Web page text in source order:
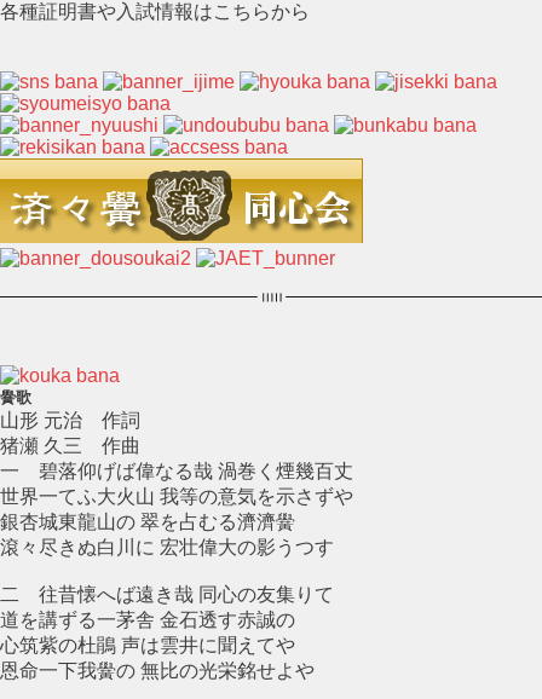
各種証明書や入試情報はこちらから
黌歌
山形 元治 作詞
猪瀬 久三 作曲
一 碧落仰げば偉なる哉 渦巻く煙幾百丈
世界一てふ大火山 我等の意気を示さずや
銀杏城東龍山の 翠を占むる濟濟黌
滾々尽きぬ白川に 宏壮偉大の影うつす
二 往昔懐へば遠き哉 同心の友集りて
道を講ずる一茅舎 金石透す赤誠の
心筑紫の杜鵑 声は雲井に聞えてや
恩命一下我黌の 無比の光栄銘せよや